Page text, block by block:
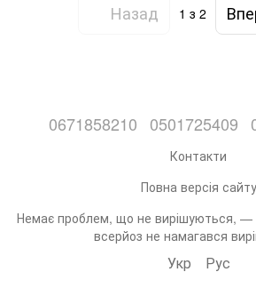
Назад 1 з 2
0671858210 0501725409
Контакти
Повна версія сайту
Немає проблем, що не вирішуються, —
всерйоз не намагався
Укр Рус